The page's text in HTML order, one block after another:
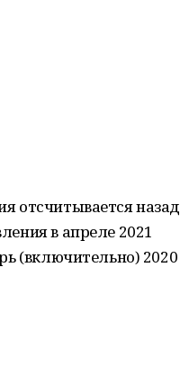
отсчитывается назад
в апреле 2021
(включительно) 2020